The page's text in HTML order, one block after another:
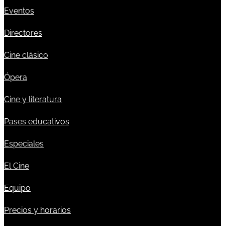
Eventos
Directores
Cine clásico
Ópera
Cine y literatura
Pases educativos
Especiales
El Cine
Equipo
Precios y horarios